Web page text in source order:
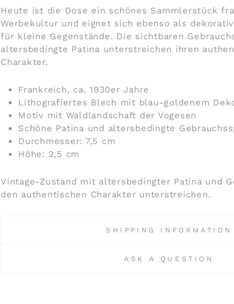
Heute ist die Dose ein schönes Sammlerstück
Werbekultur und eignet sich ebenso als
für kleine Gegenstände. Die sichtbaren
altersbedingte Patina unterstreichen ihren
Charakter.
Frankreich, ca. 1930er Jahre
Lithografiertes Blech mit blau-goldenem
Motiv mit Waldlandschaft der Vogesen
Schöne Patina und altersbedingte
Durchmesser: 7,5 cm
Höhe: 2,5 cm
Vintage-Zustand mit altersbedingter Patina und
den authentischen Charakter unterstreichen.
SHIPPING INFORMATION
ASK A QUESTION